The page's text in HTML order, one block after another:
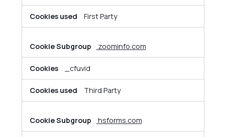
First Party
zoominfo.com
_cfuvid
Third Party
hsforms.com